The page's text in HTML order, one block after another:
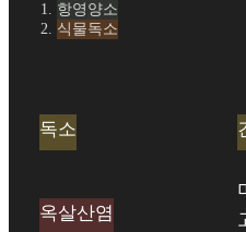
항영양소
식물독소
독소
옥살산염